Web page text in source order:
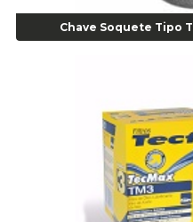
Alicate Corte Lateral Força Dupla
Alicate de Corte Diagonal - cod
Alicate para Anéis Externos
Alicate para Anéis Externos com
Alicate para Anéis Internos Bico
Alicate para Anéis Tipo Trava
Alicate para Balanceamento -
Chave Soquete Tipo